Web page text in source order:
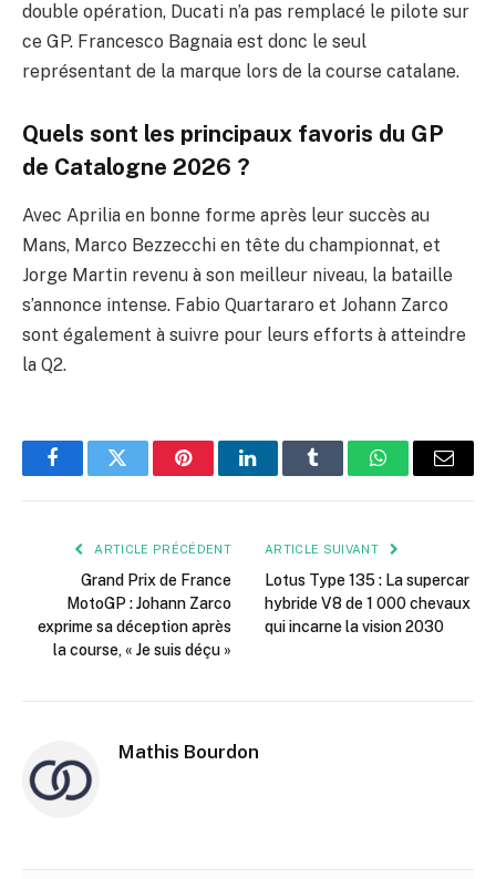
double opération, Ducati n’a pas remplacé le pilote sur
ce GP. Francesco Bagnaia est donc le seul
représentant de la marque lors de la course catalane.
Quels sont les principaux favoris du GP
de Catalogne 2026 ?
Avec Aprilia en bonne forme après leur succès au
Mans, Marco Bezzecchi en tête du championnat, et
Jorge Martin revenu à son meilleur niveau, la bataille
s’annonce intense. Fabio Quartararo et Johann Zarco
sont également à suivre pour leurs efforts à atteindre
la Q2.
FacebookTwitter PinterestLinkedInTumblr WhatsApp
E-
ARTICLE PRÉCÉDENT
Grand Prix de France
MotoGP : Johann Zarco
exprime sa déception après
la course, « Je suis déçu »
ARTICLE SUIVANT
Lotus Type 135 : La supercar
hybride V8 de 1 000 chevaux
qui incarne la vision 2030
Mathis Bourdon